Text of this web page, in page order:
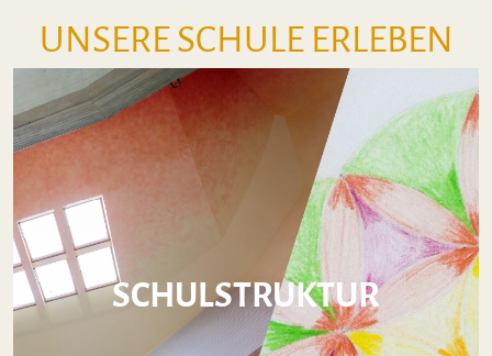
UNSERE SCHULE ERLEBEN
SCHULSTRUKTUR